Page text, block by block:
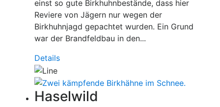
einst so gute Birkhuhnbestände, dass hier
Reviere von Jägern nur wegen der
Birkhuhnjagd gepachtet wurden. Ein Grund
war der Brandfeldbau in den...
Details
Haselwild